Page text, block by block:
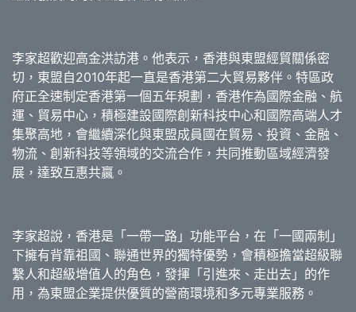
李家超歡迎高金洪訪港。他表示，香港與東盟經貿關係密
切，東盟自2010年起一直是香港第二大貿易夥伴。特區政
府正全速制定香港第一個五年規劃，香港作為國際金融、航
運、貿易中心，積極建設國際創新科技中心和國際高端人才
集聚高地，會繼續深化與東盟成員國在貿易、投資、金融、
物流、創新科技等領域的交流合作，共同推動區域經濟發
展，達致互惠共贏。
李家超說，香港是「一帶一路」功能平台，在「一國兩制」
下擁有背靠祖國、聯通世界的獨特優勢，會積極擔當超級聯
繫人和超級增值人的角色，發揮「引進來、走出去」的作
用，為東盟企業提供優質的營商環境和多元專業服務。